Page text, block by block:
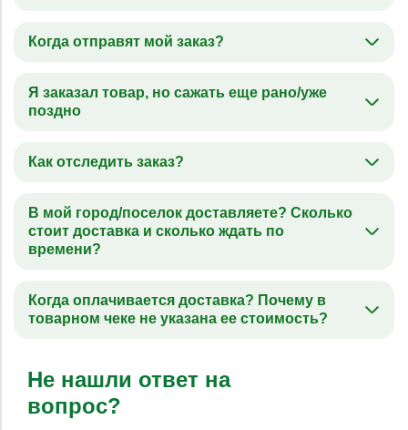
Когда отправят мой заказ?
Я заказал товар, но сажать еще рано/уже
поздно
Как отследить заказ?
В мой город/поселок доставляете? Сколько
стоит доставка и сколько ждать по
времени?
Когда оплачивается доставка? Почему в
товарном чеке не указана ее стоимость?
Не нашли ответ на
вопрос?